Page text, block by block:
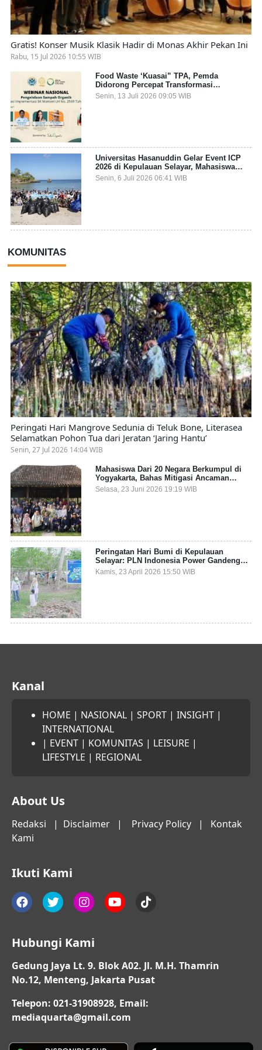
Gratis! Konser Musik Klasik Hadir di Monas Akhir Pekan Ini
Rabu, 15 Jul 2026 10:55 WIB
Food Waste ‘Kuasai” TPA, Pemda
Didorong Percepat Transformasi
Pengelolaan Sampah Organik dari Sumber
Senin, 13 Juli 2026 09:05 WIB
Universitas Hasanuddin Gelar Event ICP
2026 di Kepulauan Selayar, Mahasiswa
dari 27 Negara Jadi Partisipan
Senin, 6 Juli 2026 06:41 WIB
KOMUNITAS
Peringati Hari Mangrove Sedunia di Teluk Bone, Literasea
Selamatkan Pohon Tua dari Jeratan ‘Jaring Hantu’
Senin, 27 Jul 2026 14:04 WIB
Mahasiswa Dari 20 Negara Berkumpul di
Yogyakarta, Bahas Mitigasi Ancaman
Kesehatan Global
Selasa, 23 Juni 2026 19:19 WIB
Peringatan Hari Bumi di Kepulauan
Selayar: PLN Indonesia Power Gandeng
Pemda dan Komunitas, Giatkan Restorasi
Mangrove
Kamis, 23 April 2026 15:50 WIB
Kanal
HOME | NASIONAL | SPORT | INSIGHT |
INTERNATIONAL
| EVENT | KOMUNITAS | LEISURE |
LIFESTYLE | REGIONAL
About Us
Redaksi | Disclaimer | Privacy Policy | Kontak
Kami
Ikuti Kami
Hubungi Kami
Gedung Jaya Lt. 9. Blok A02. Jl. M.H. Thamrin
No.12, Menteng, Jakarta Pusat
Telepon: 021-31908928, Email:
mediaquarta@gmail.com